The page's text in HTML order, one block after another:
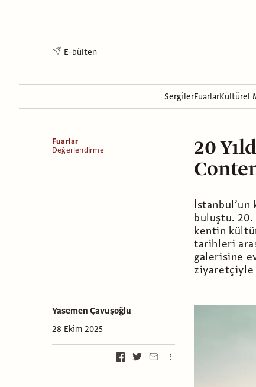
E-bülten
SergilerFuarlarKültürel
Fuarlar
Değerlendirme
20
buluştu. 20.
kentin
tarihleri
galerisine
ziyaretçiyle
Yasemen Çavuşoğlu
28 Ekim 2025